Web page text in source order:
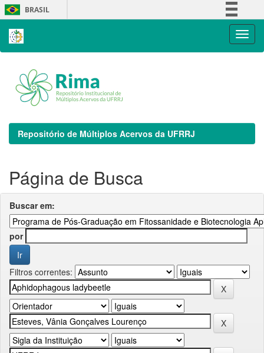
Skip
navigation
BRASIL
Repositório de Múltiplos Acervos da UFRRJ
Página de Busca
Buscar em:
por
Filtros correntes: